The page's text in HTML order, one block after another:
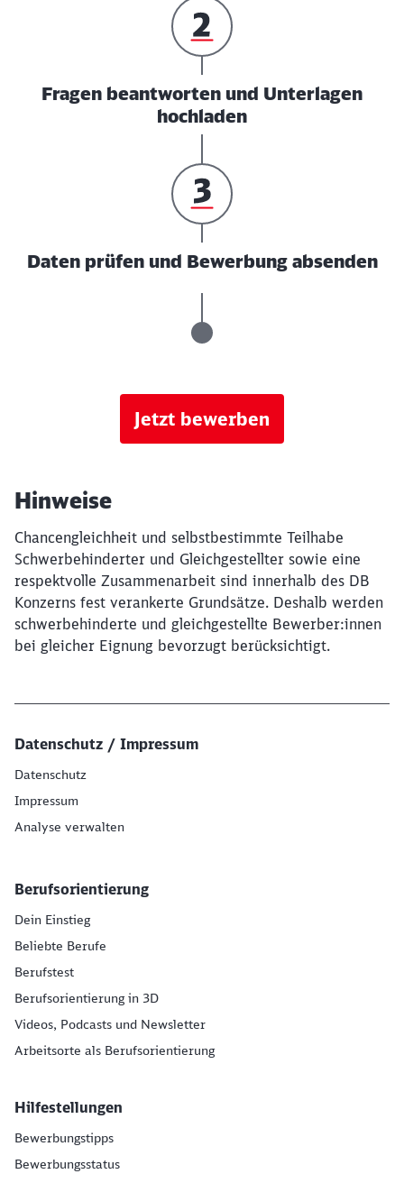
Fragen beantworten und Unterlagen
hochladen
Daten prüfen und Bewerbung absenden
Jetzt bewerben
Hinweise
Chancengleichheit und selbstbestimmte Teilhabe
Schwerbehinderter und Gleichgestellter sowie eine
respektvolle Zusammenarbeit sind innerhalb des DB
Konzerns fest verankerte Grundsätze. Deshalb werden
schwerbehinderte und gleichgestellte Bewerber:innen
bei gleicher Eignung bevorzugt berücksichtigt.
Datenschutz / Impressum
Datenschutz
Impressum
Analyse verwalten
Berufsorientierung
Dein Einstieg
Beliebte Berufe
Berufstest
Berufsorientierung in 3D
Videos, Podcasts und Newsletter
Arbeitsorte als Berufsorientierung
Hilfestellungen
Bewerbungstipps
Bewerbungsstatus